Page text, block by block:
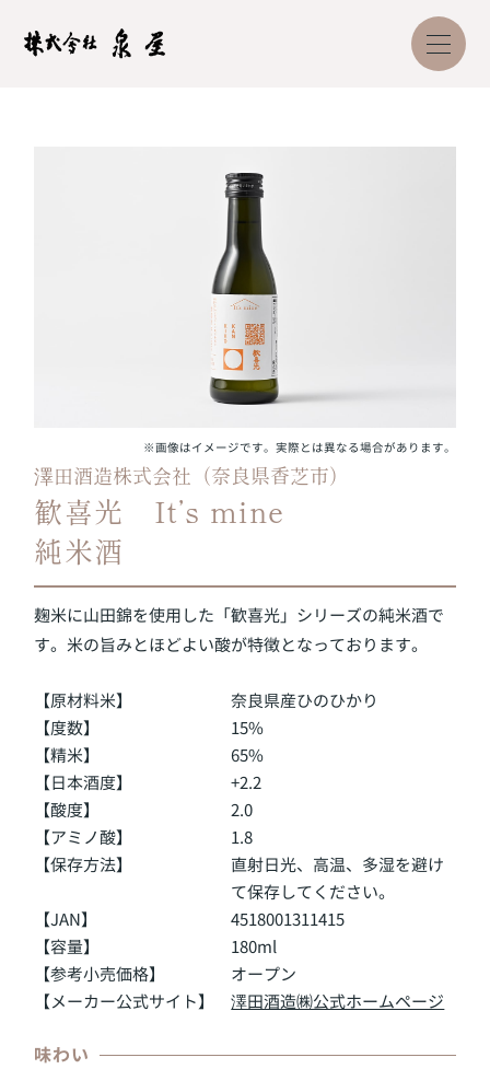
※画像はイメージです。実際とは異なる場合があります。
澤田酒造株式会社（奈良県香芝市）
歓喜光 It’s mine
純米酒
麹米に山田錦を使用した「歓喜光」シリーズの純米酒で
す。米の旨みとほどよい酸が特徴となっております。
【原材料米】
奈良県産ひのひかり
【度数】
15%
【精米】
65%
【日本酒度】
+2.2
【酸度】
2.0
【アミノ酸】
1.8
【保存方法】
直射日光、高温、多湿を避け
て保存してください。
【JAN】
4518001311415
【容量】
180ml
【参考小売価格】
オープン
【メーカー公式サイト】
澤田酒造㈱公式ホームページ
味わい